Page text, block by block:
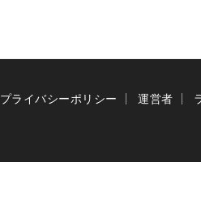
プライバシーポリシー 運営者